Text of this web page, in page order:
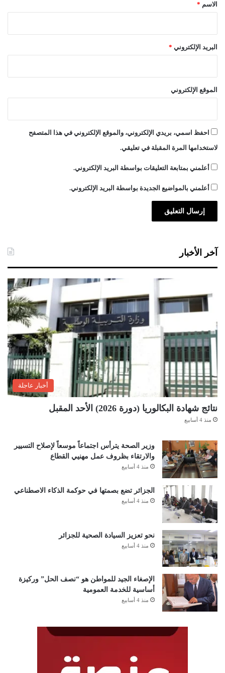
خلاف، نقطة إجماع وليست نقطة انقسام، لكن هذه الرغبة يجب أن
تجد تجاوباً لها وتقديراً، وإلّا فسنصطدم بأسرع مما نتوقع بعمق
الاسم *
البريد الإلكتروني *
الموقع الإلكتروني
احفظ اسمي، بريدي الإلكتروني، والموقع الإلكتروني في هذا المتصفح
لاستخدامها المرة المقبلة في تعليقي.
أعلمني بمتابعة التعليقات بواسطة البريد الإلكتروني.
أعلمني بالمواضيع الجديدة بواسطة البريد الإلكتروني.
آخر الأخبار
أخبار عاجلة
نتائج شهادة البكالوريا (دورة 2026) الأحد المقبل
منذ 4 أسابيع
وزير الصحة يترأس اجتماعاً موسعاً لإصلاح التسيير
والارتقاء بظروف عمل مهنيي القطاع
منذ 4 أسابيع
الجزائر تضع بصمتها في حوكمة الذكاء الاصطناعي
منذ 4 أسابيع
نحو تعزيز السيادة الصحية للجزائر
منذ 4 أسابيع
الإصغاء الجيد للمواطن هو “نصف الحل” وركيزة
أساسية للخدمة العمومية
منذ 4 أسابيع